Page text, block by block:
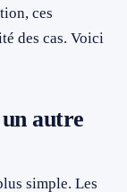
ces
des cas. Voici
autre
simple. Les
répare